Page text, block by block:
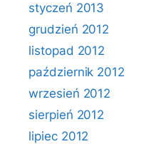
styczeń 2013
grudzień 2012
listopad 2012
październik 2012
wrzesień 2012
sierpień 2012
lipiec 2012